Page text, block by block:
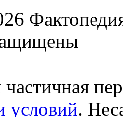
условий.